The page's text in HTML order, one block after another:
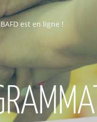
est en ligne !